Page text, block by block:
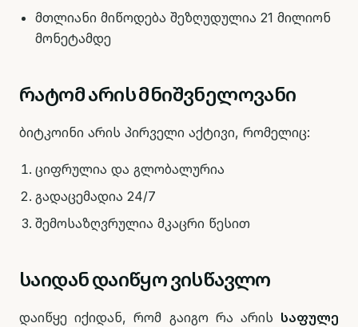
მთლიანი მიწოდება შეზღუდულია 21 მილიონ
მონეტამდე
რატომ არის მნიშვნელოვანი
ბიტკოინი არის პირველი აქტივი, რომელიც:
ციფრულია და გლობალურია
გადაცემადია 24/7
შემოსაზღვრულია მკაცრი წესით
საიდან დაიწყო ვისწავლო
დაიწყე იქიდან, რომ გაიგო რა არის საფულე